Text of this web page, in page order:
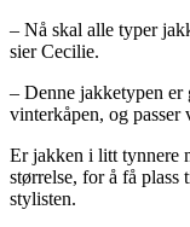
– Nå skal alle typer
sier Cecilie.
– Denne jakketypen er
vinterkåpen, og
Er jakken i litt tynnere
størrelse, for å få
stylisten.